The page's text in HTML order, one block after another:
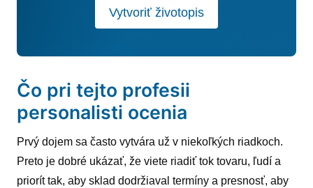
Vytvoriť životopis
Čo pri tejto profesii
personalisti ocenia
Prvý dojem sa často vytvára už v niekoľkých riadkoch.
Preto je dobré ukázať, že viete riadiť tok tovaru, ľudí a
priorít tak, aby sklad dodržiaval termíny a presnosť, aby